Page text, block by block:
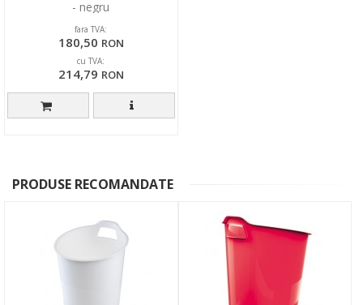
- negru
fara TVA:
180,50 RON
cu TVA:
214,79 RON
PRODUSE RECOMANDATE